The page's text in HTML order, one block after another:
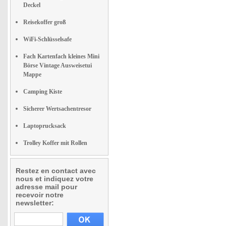
Deckel
Reisekoffer groß
WiFi-Schlüsselsafe
Fach Kartenfach kleines Mini
Börse Vintage Ausweisetui
Mappe
Camping Kiste
Sicherer Wertsachentresor
Laptoprucksack
Trolley Koffer mit Rollen
Restez en contact avec
nous et indiquez votre
adresse mail pour
recevoir notre
newsletter: